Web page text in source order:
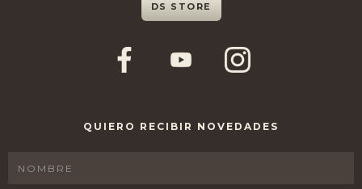
DS STORE
QUIERO RECIBIR NOVEDADES